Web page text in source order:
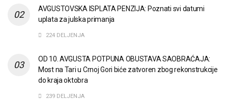
AVGUSTOVSKA ISPLATA PENZIJA: Poznati svi datumi
uplata za julska primanja
224 DELJENJA
OD 10. AVGUSTA POTPUNA OBUSTAVA SAOBRAĆAJA:
Most na Tari u Crnoj Gori biće zatvoren zbog rekonstrukcije
do kraja oktobra
239 DELJENJA